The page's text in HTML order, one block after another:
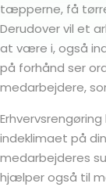
tæpperne, få
Derudover vil et
at være i, også
på forhånd ser
medarbejdere,
indeklimaet på
medarbejderes
hjælper også til